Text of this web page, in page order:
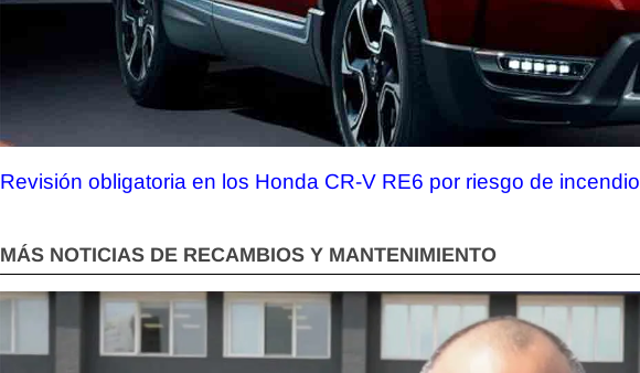
Revisión obligatoria en los Honda CR-V RE6 por riesgo de incendio
MÁS NOTICIAS DE RECAMBIOS Y MANTENIMIENTO